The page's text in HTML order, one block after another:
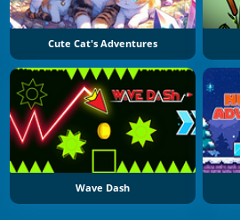
Cute Cat's Adventures
Wave Dash